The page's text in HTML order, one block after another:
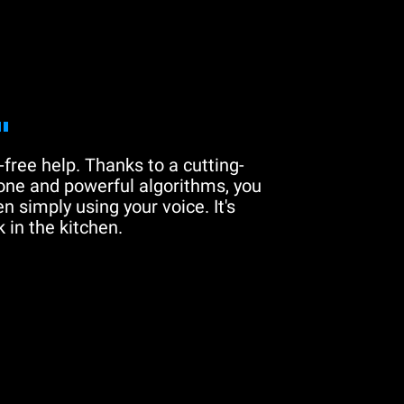
free help. Thanks to a cutting-
and powerful algorithms, you
simply using your voice. It's
in the kitchen.